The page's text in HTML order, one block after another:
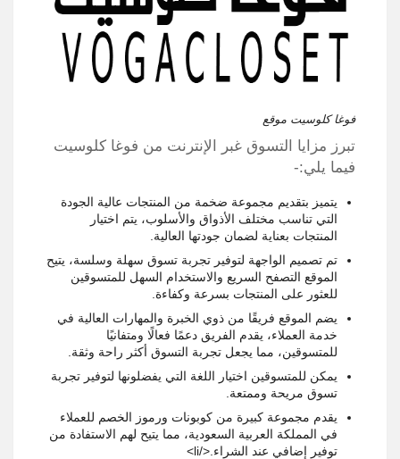
فوغا كلوسيت موقع
تبرز مزايا التسوق غبر الإنترنت من فوغا كلوسيت
فيما يلي:-
يتميز بتقديم مجموعة ضخمة من المنتجات عالية الجودة
التي تناسب مختلف الأذواق والأسلوب، يتم اختيار
المنتجات بعناية لضمان جودتها العالية.
تم تصميم الواجهة لتوفير تجربة تسوق سهلة وسلسة، يتيح
الموقع التصفح السريع والاستخدام السهل للمتسوقين
للعثور على المنتجات بسرعة وكفاءة.
يضم الموقع فريقًا من ذوي الخبرة والمهارات العالية في
خدمة العملاء، يقدم الفريق دعمًا فعالًا ومتفانيًا
للمتسوقين، مما يجعل تجربة التسوق أكثر راحة وثقة.
يمكن للمتسوقين اختيار اللغة التي يفضلونها لتوفير تجربة
تسوق مريحة وممتعة.
يقدم مجموعة كبيرة من كوبونات ورموز الخصم للعملاء
في المملكة العربية السعودية، مما يتيح لهم الاستفادة من
توفير إضافي عند الشراء. </li>